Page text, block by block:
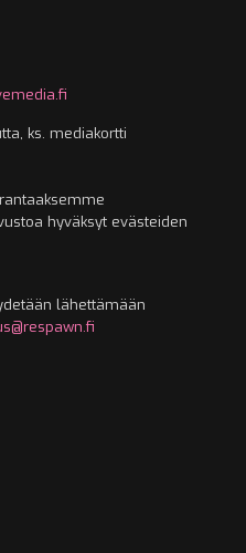
ks. mediakortti
hyväksyt evästeiden
lähettämään